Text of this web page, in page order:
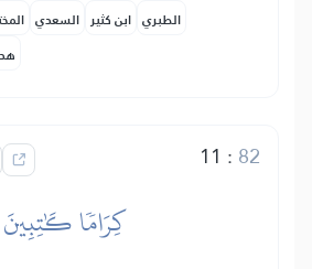
السعدي ابن كثير الطبري
11 : 82
كِرَامٗا كَٰتِبِينَ